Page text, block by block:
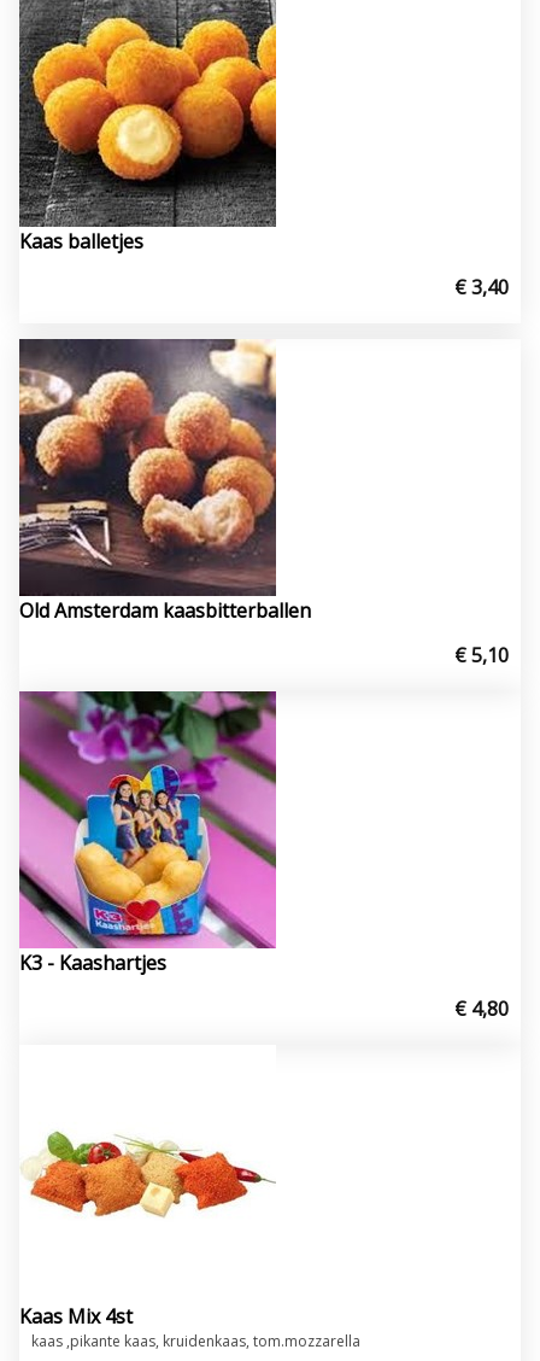
Kaas balletjes
€ 3,40
Old Amsterdam kaasbitterballen
€ 5,10
K3 - Kaashartjes
€ 4,80
Kaas Mix 4st
kaas ,pikante kaas, kruidenkaas, tom.mozzarella